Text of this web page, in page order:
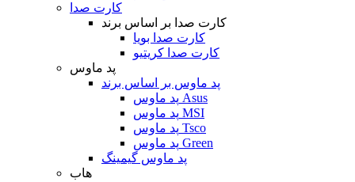
کارت صدا
کارت صدا بر اساس برند
کارت صدا بویا
کارت صدا کریتیو
پد ماوس
پد ماوس بر اساس برند
پد ماوس Asus
پد ماوس MSI
پد ماوس Tsco
پد ماوس Green
پد ماوس گیمینگ
هاب